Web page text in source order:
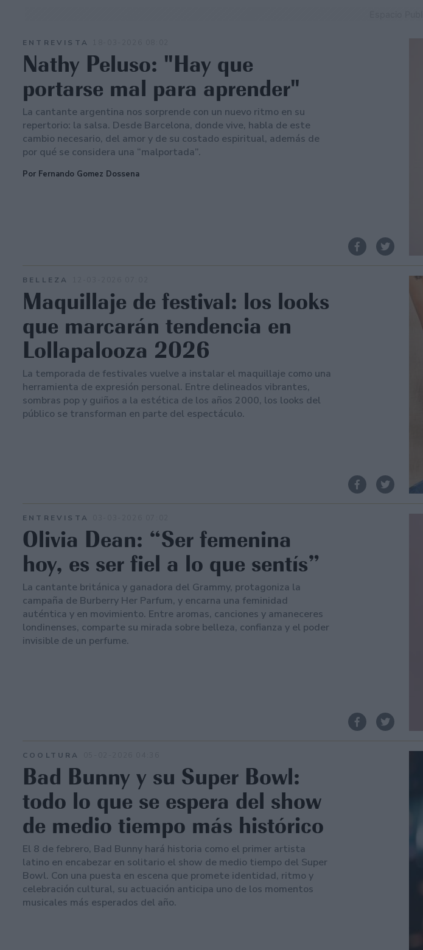
ENTREVISTA
Nathy Peluso: "Hay que
portarse mal para aprender"
La cantante argentina nos sorprende con un nuevo ritmo en su
repertorio: la salsa. Desde Barcelona, donde vive, habla de este
cambio necesario, del amor y de su costado espiritual, además de
por qué se considera una “malportada”.
Por Fernando Gomez Dossena
BELLEZA
Maquillaje de festival: los looks
que marcarán tendencia en
Lollapalooza 2026
La temporada de festivales vuelve a instalar el maquillaje como una
herramienta de expresión personal. Entre delineados vibrantes,
sombras pop y guiños a la estética de los años 2000, los looks del
público se transforman en parte del espectáculo.
ENTREVISTA
Olivia Dean: “Ser femenina
hoy, es ser fiel a lo que sentís”
La cantante británica y ganadora del Grammy, protagoniza la
campaña de Burberry Her Parfum, y encarna una feminidad
auténtica y en movimiento. Entre aromas, canciones y amaneceres
londinenses, comparte su mirada sobre belleza, confianza y el poder
invisible de un perfume.
COOLTURA
Bad Bunny y su Super Bowl:
todo lo que se espera del show
de medio tiempo más histórico
El 8 de febrero, Bad Bunny hará historia como el primer artista
latino en encabezar en solitario el show de medio tiempo del Super
Bowl. Con una puesta en escena que promete identidad, ritmo y
celebración cultural, su actuación anticipa uno de los momentos
musicales más esperados del año.